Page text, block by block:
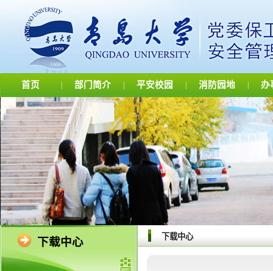
首页 部门简介 平安校园 消防园地 办
下载中心 下载中心